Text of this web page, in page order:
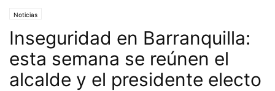
Noticias
Inseguridad en Barranquilla:
esta semana se reúnen el
alcalde y el presidente electo